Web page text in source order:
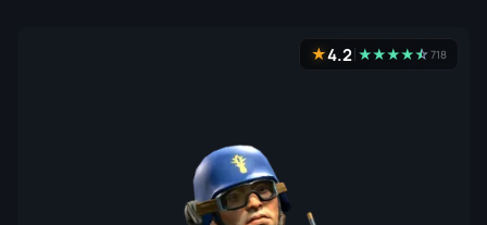
★4.2 ★★★★★
☆718